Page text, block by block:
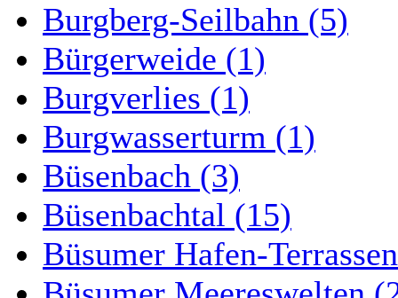
Burgberg-Seilbahn (5)
Bürgerweide (1)
Burgverlies (1)
Burgwasserturm (1)
Büsenbach (3)
Büsenbachtal (15)
Büsumer Hafen-